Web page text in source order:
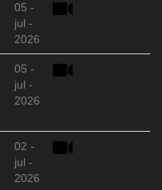
05 -
jul -
2026
05 -
jul -
2026
02 -
jul -
2026